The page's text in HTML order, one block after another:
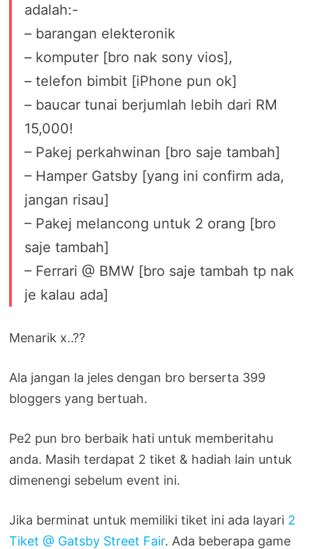
adalah:-
– barangan elekteronik
– komputer [bro nak sony vios],
– telefon bimbit [iPhone pun ok]
– baucar tunai berjumlah lebih dari RM
15,000!
– Pakej perkahwinan [bro saje tambah]
– Hamper Gatsby [yang ini confirm ada,
jangan risau]
– Pakej melancong untuk 2 orang [bro
saje tambah]
– Ferrari @ BMW [bro saje tambah tp nak
je kalau ada]
Menarik x..??
Ala jangan la jeles dengan bro berserta 399
bloggers yang bertuah.
Pe2 pun bro berbaik hati untuk memberitahu
anda. Masih terdapat 2 tiket & hadiah lain untuk
dimenengi sebelum event ini.
Jika berminat untuk memiliki tiket ini ada layari 2
Tiket @ Gatsby Street Fair. Ada beberapa game